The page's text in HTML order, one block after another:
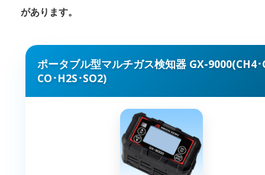
があります。
ポータブル型マルチガス検知器 GX-9000(CH4･
CO･H2S･SO2)